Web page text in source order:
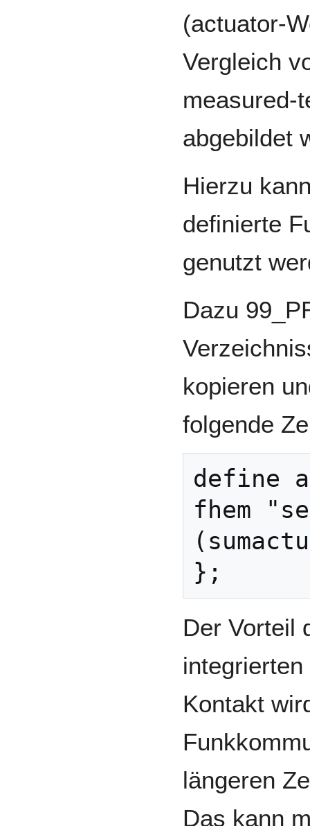
(actuator-
Vergleich
measured-
abgebildet
Hierzu
definierte
genutzt
Dazu
kopieren
folgende
define
fhem
Der Vorteil
Kontakt
längeren
Das kann